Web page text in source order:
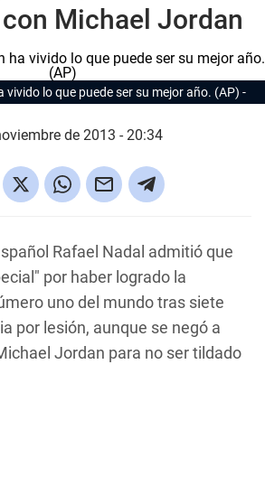
Michael Jordan
vivido lo que puede ser su mejor año. (AP)
de 2013 - 20:34
Rafael Nadal admitió que
por haber logrado la
uno del mundo tras siete
por lesión, aunque se negó a
Jordan para no ser tildado